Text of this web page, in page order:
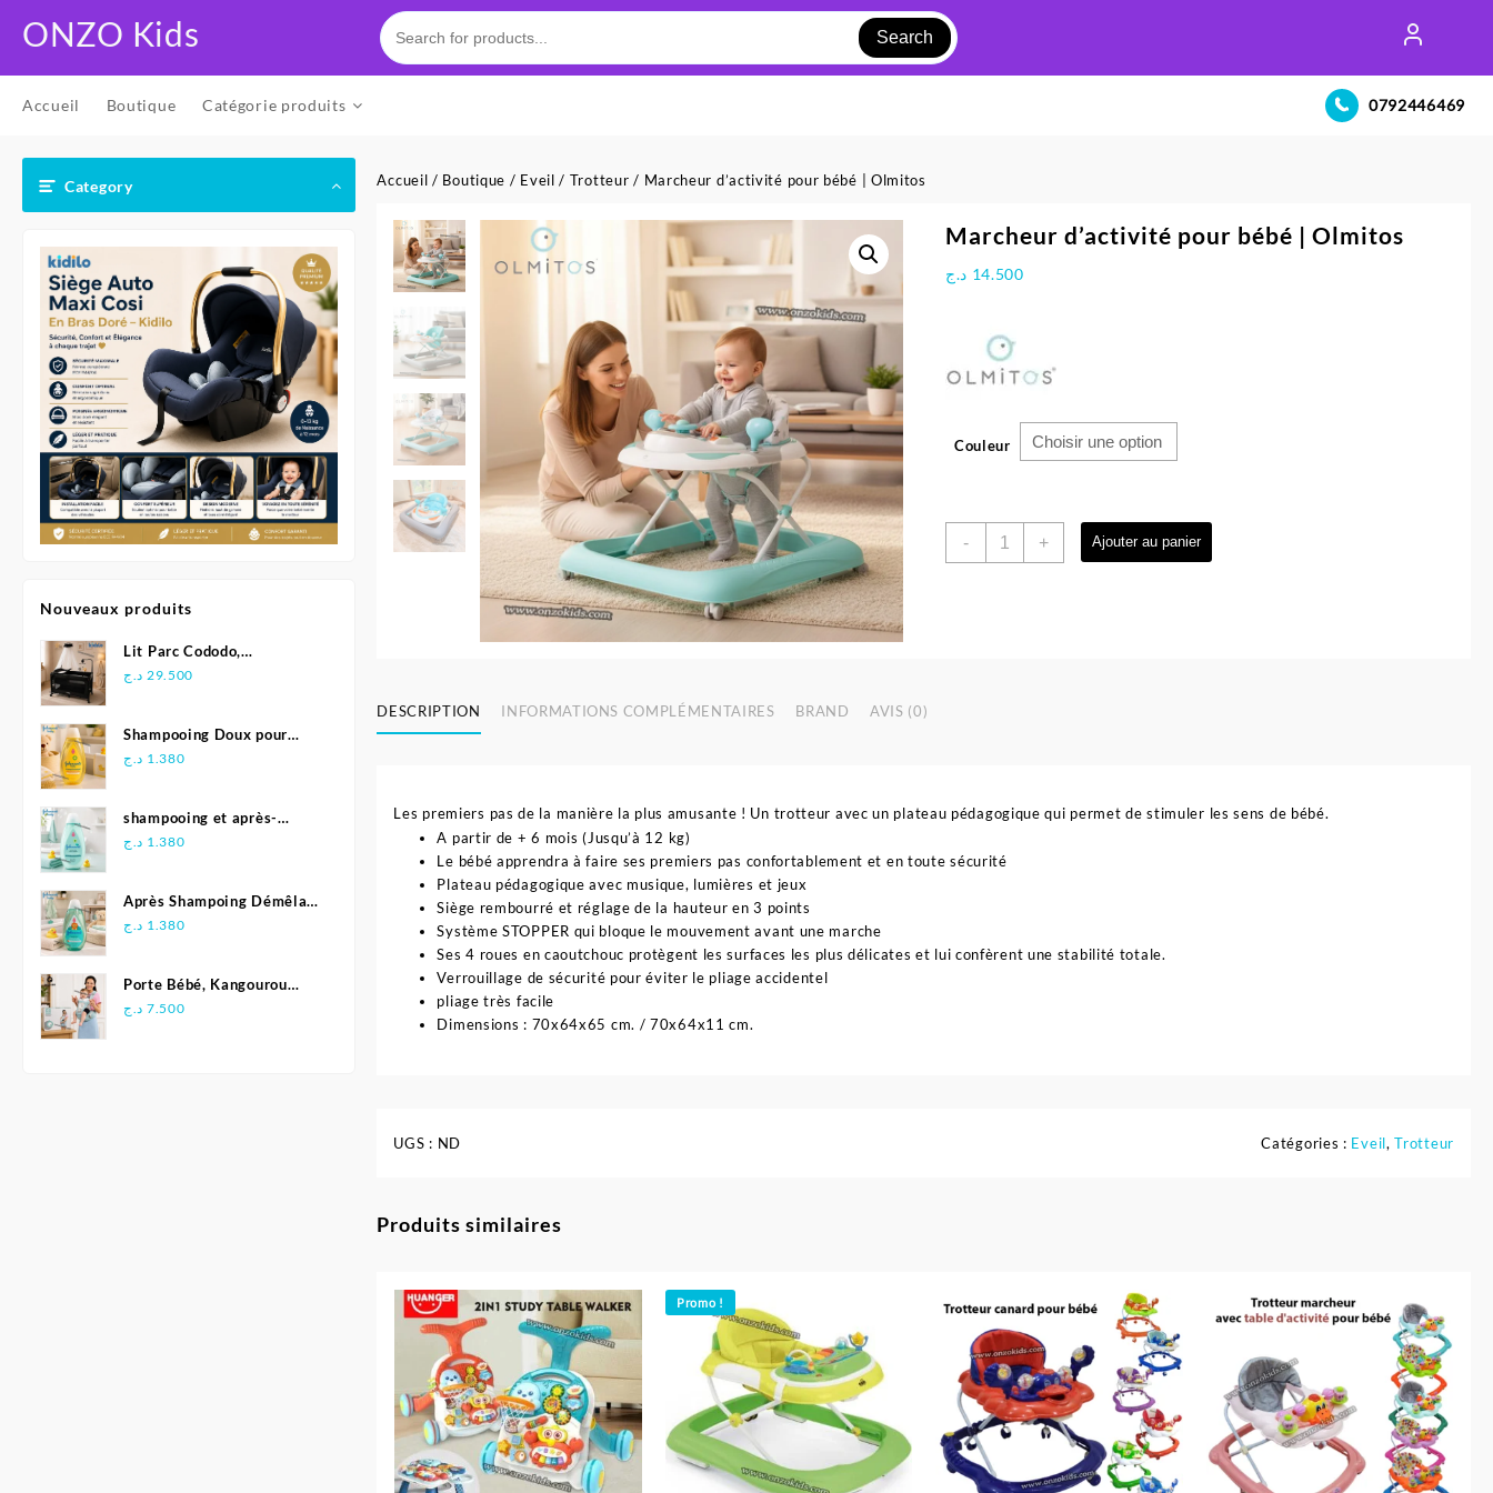
ONZO Kids Search
Accueil Boutique Catégorie produits 0792446469
Category
Nouveaux produits
Lit Parc Cododo,
Multifonction - Kidilo
29.500 د.ج
Shampooing Doux pour
Bébé 500 ml - Johnson's
1.380 د.ج
shampooing et après-
shampoing 2en1 Soft &
1.380 د.ج
Après Shampoing Démêlant
pour bébé - Johnson'S Baby
1.380 د.ج
Porte Bébé, Kangourou
Multifonctionnel
7.500 د.ج
Accueil / Boutique / Eveil / Trotteur / Marcheur d’activité pour bébé | Olmitos
Marcheur d’activité pour bébé | Olmitos
14.500 د.ج
Couleur
-
quantité + Ajouter au panier
DESCRIPTION INFORMATIONS COMPLÉMENTAIRES BRAND AVIS (0)
Les premiers pas de la manière la plus amusante ! Un trotteur avec un plateau pédagogique qui permet de stimuler les sens de bébé.
A partir de + 6 mois (Jusqu’à 12 kg)
Le bébé apprendra à faire ses premiers pas confortablement et en toute sécurité
Plateau pédagogique avec musique, lumières et jeux
Siège rembourré et réglage de la hauteur en 3 points
Système STOPPER qui bloque le mouvement avant une marche
Ses 4 roues en caoutchouc protègent les surfaces les plus délicates et lui confèrent une stabilité totale.
Verrouillage de sécurité pour éviter le pliage accidentel
pliage très facile
Dimensions : 70x64x65 cm. / 70x64x11 cm.
UGS : ND Catégories : Eveil,Trotteur
Produits similaires
Promo !